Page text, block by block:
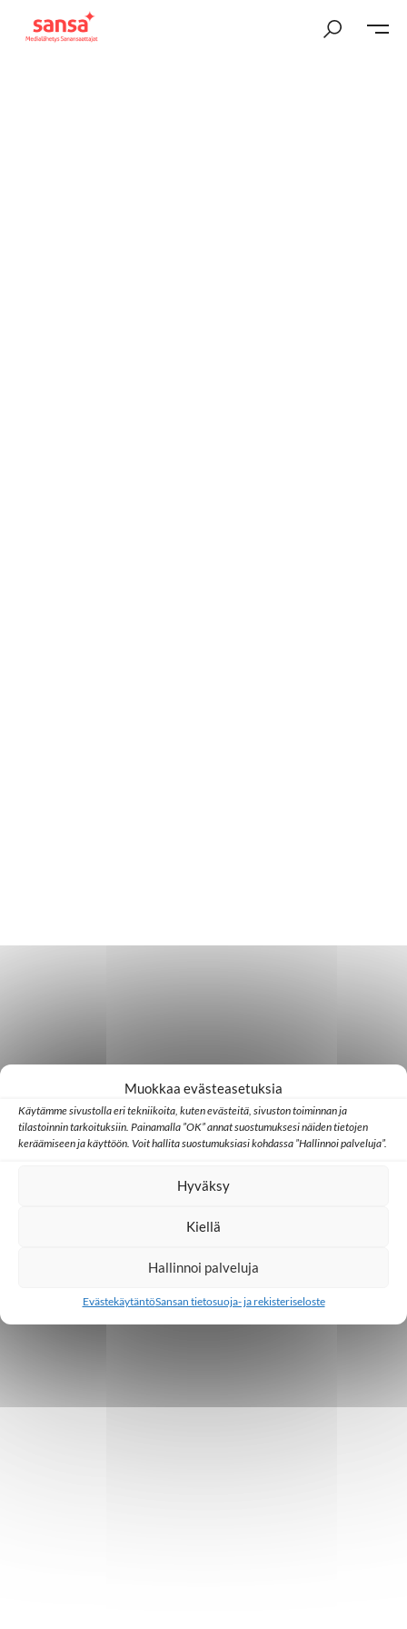
Muokkaa evästeasetuksia
Käytämme sivustolla eri tekniikoita, kuten evästeitä, sivuston toiminnan ja
tilastoinnin tarkoituksiin. Painamalla ”OK” annat suostumuksesi näiden tietojen
keräämiseen ja käyttöön. Voit hallita suostumuksiasi kohdassa ”Hallinnoi palveluja”.
Hyväksy
Kiellä
Hallinnoi palveluja
EvästekäytäntöSansan tietosuoja- ja rekisteriseloste